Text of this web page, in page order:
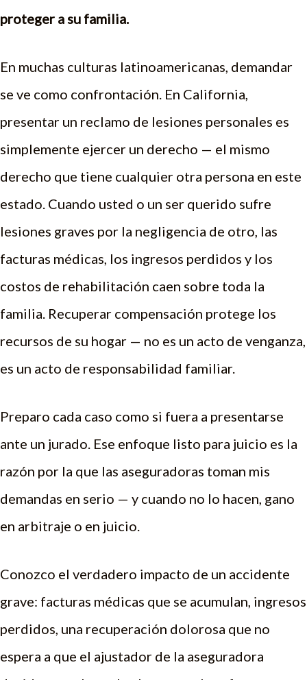
proteger a su familia.
En muchas culturas latinoamericanas, demandar
se ve como confrontación. En California,
presentar un reclamo de lesiones personales es
simplemente ejercer un derecho — el mismo
derecho que tiene cualquier otra persona en este
estado. Cuando usted o un ser querido sufre
lesiones graves por la negligencia de otro, las
facturas médicas, los ingresos perdidos y los
costos de rehabilitación caen sobre toda la
familia. Recuperar compensación protege los
recursos de su hogar — no es un acto de venganza,
es un acto de responsabilidad familiar.
Preparo cada caso como si fuera a presentarse
ante un jurado. Ese enfoque listo para juicio es la
razón por la que las aseguradoras toman mis
demandas en serio — y cuando no lo hacen, gano
en arbitraje o en juicio.
Conozco el verdadero impacto de un accidente
grave: facturas médicas que se acumulan, ingresos
perdidos, una recuperación dolorosa que no
espera a que el ajustador de la aseguradora